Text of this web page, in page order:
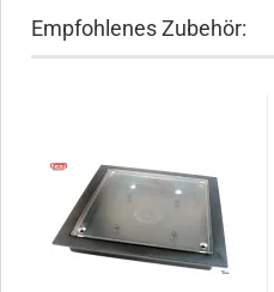
Empfohlenes Zubehör: